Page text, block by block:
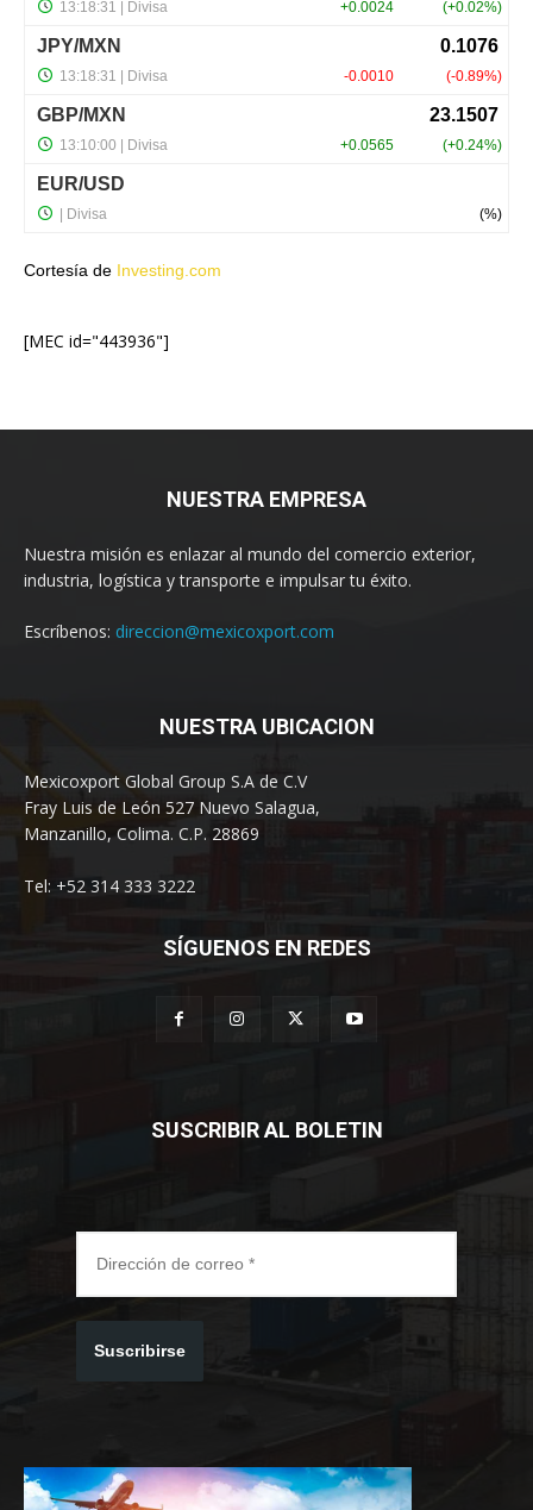
Cortesía de Investing.com
[MEC id="443936"]
NUESTRA EMPRESA
Nuestra misión es enlazar al mundo del comercio exterior,
industria, logística y transporte e impulsar tu éxito.
Escríbenos: direccion@mexicoxport.com
NUESTRA UBICACION
Mexicoxport Global Group S.A de C.V
Fray Luis de León 527 Nuevo Salagua,
Manzanillo, Colima. C.P. 28869
Tel: +52 314 333 3222
SÍGUENOS EN REDES
SUSCRIBIR AL BOLETIN
Suscribirse